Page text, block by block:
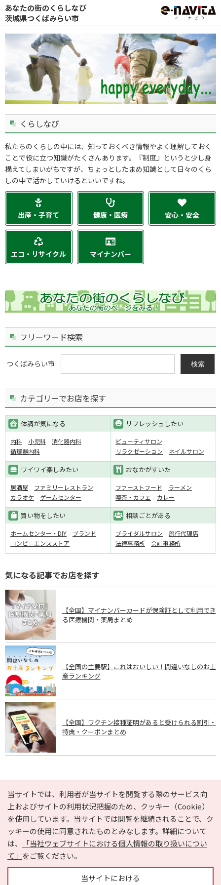
あなたの街のくらしなび
茨城県つくばみらい市
くらしなび
私たちのくらしの中には、知っておくべき情報やよく理解しておく
ことで役に立つ知識がたくさんあります。『制度』というと少し身
構えてしまいがちですが、ちょっとしたまめ知識として日々のくら
しの中で活かしていけるといいですね。
出産・子育て 健康・医療 安心・安全
エコ・リサイクル マイナンバー
フリーワード検索
つくばみらい市 検索
カテゴリーでお店を探す
体調が気になる
内科 小児科
消化器内科
循環器内科
リフレッシュしたい
ビューティサロン
リラクゼーション
ネイルサロン
ワイワイ楽しみたい
居酒屋
ファミリーレストラン
カラオケ
ゲームセンター
おなかがすいた
ファーストフード
ラーメン
喫茶・カフェ
カレー
買い物をしたい
ホームセンター・DIY
ブランド
コンビニエンスストア
相談ごとがある
ブライダルサロン
旅行代理店
法律事務所
会計事務所
気になる記事でお店を探す
【全国】マイナンバーカードが保険証として利用でき
る医療機関・薬局まとめ
【全国の主要駅】これはおいしい！間違いなしのお土
産ランキング
【全国】ワクチン接種証明があると受けられる割引・
特典・クーポンまとめ
PAGE TOP
当サイトでは、利用者が当サイトを閲覧する際のサービス向
上およびサイトの利用状況把握のため、クッキー（Cookie）
を使用しています。当サイトでは閲覧を継続されることで、ク
ッキーの使用に同意されたものとみなします。詳細について
は、
「当社ウェブサイトにおける個人情報の取り扱いについ
て」 をご覧ください。
当サイトにおける
e-NAVITA（イーナビタ）とは？ お気に入り
ヘルプ
利用規約
個人情報の取り扱いについて
運営会社
サイトマップ
広告掲載に関するお問い合わせ